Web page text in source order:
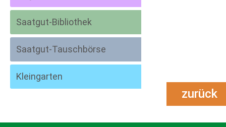
zurück
Saatgut-Bibliothek
Saatgut-Tauschbörse
Kleingarten